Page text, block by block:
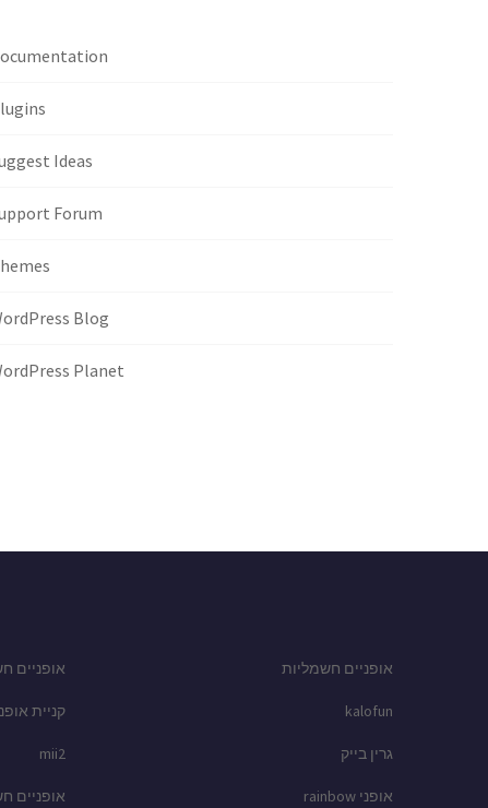
Ideas
Forum
Blog
Planet
אופניים חשמליות
kalofun
גרין בייק
אופני rainbow
אופניים
קניית
mii2
אופניים